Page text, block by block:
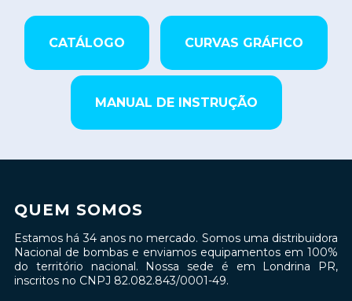
CATÁLOGO CURVAS GRÁFICO
MANUAL DE INSTRUÇÃO
QUEM SOMOS
Estamos há 34 anos no mercado. Somos uma distribuidora
Nacional de bombas e enviamos equipamentos em 100%
do território nacional. Nossa sede é em Londrina PR,
inscritos no CNPJ 82.082.843/0001-49.